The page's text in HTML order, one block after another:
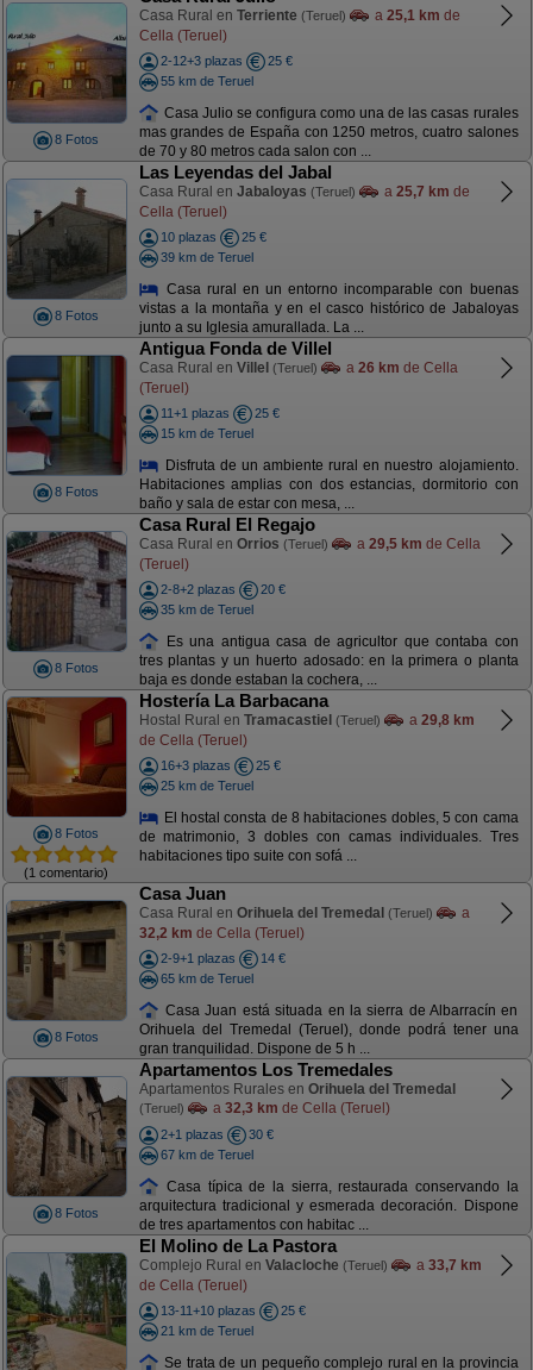
8 Fotos
Casa Rural en Terriente (Teruel) a 25,1 km de
Cella (Teruel)
2-12+3 plazas
25 €
55 km de Teruel
Casa Julio se configura como una de las casas rurales
mas grandes de España con 1250 metros, cuatro salones
de 70 y 80 metros cada salon con ...
8 Fotos
Las Leyendas del Jabal
Casa Rural en Jabaloyas (Teruel) a 25,7 km de
Cella (Teruel)
10 plazas
25 €
39 km de Teruel
Casa rural en un entorno incomparable con buenas
vistas a la montaña y en el casco histórico de Jabaloyas
junto a su Iglesia amurallada. La ...
8 Fotos
Antigua Fonda de Villel
Casa Rural en Villel (Teruel) a 26 km de Cella
(Teruel)
11+1 plazas
25 €
15 km de Teruel
Disfruta de un ambiente rural en nuestro alojamiento.
Habitaciones amplias con dos estancias, dormitorio con
baño y sala de estar con mesa, ...
8 Fotos
Casa Rural El Regajo
Casa Rural en Orrios (Teruel) a 29,5 km de Cella
(Teruel)
2-8+2 plazas
20 €
35 km de Teruel
Es una antigua casa de agricultor que contaba con
tres plantas y un huerto adosado: en la primera o planta
baja es donde estaban la cochera, ...
8 Fotos
(1 comentario)
Hostería La Barbacana
Hostal Rural en Tramacastiel (Teruel) a 29,8 km
de Cella (Teruel)
16+3 plazas
25 €
25 km de Teruel
El hostal consta de 8 habitaciones dobles, 5 con cama
de matrimonio, 3 dobles con camas individuales. Tres
habitaciones tipo suite con sofá ...
8 Fotos
Casa Juan
Casa Rural en Orihuela del Tremedal (Teruel)
a
32,2 km de Cella (Teruel)
2-9+1 plazas
14 €
65 km de Teruel
Casa Juan está situada en la sierra de Albarracín en
Orihuela del Tremedal (Teruel), donde podrá tener una
gran tranquilidad. Dispone de 5 h ...
8 Fotos
Apartamentos Los Tremedales
Apartamentos Rurales en Orihuela del Tremedal
(Teruel) a 32,3 km de Cella (Teruel)
2+1 plazas
30 €
67 km de Teruel
Casa típica de la sierra, restaurada conservando la
arquitectura tradicional y esmerada decoración. Dispone
de tres apartamentos con habitac ...
El Molino de La Pastora
Complejo Rural en Valacloche (Teruel) a 33,7 km
de Cella (Teruel)
13-11+10 plazas
25 €
21 km de Teruel
Se trata de un pequeño complejo rural en la provincia